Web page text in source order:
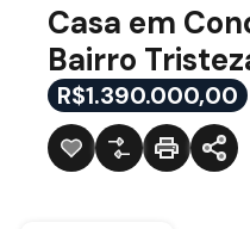
Casa em
Bairro
R$1.390.000,00